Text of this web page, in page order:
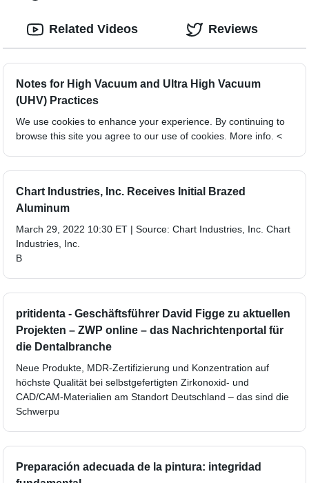
Notes for High Vacuum and Ultra High Vacuum
(UHV) Practices
We use cookies to enhance your experience. By continuing to
browse this site you agree to our use of cookies. More info. <
Chart Industries, Inc. Receives Initial Brazed
Aluminum
March 29, 2022 10:30 ET | Source: Chart Industries, Inc. Chart
Industries, Inc.
B
pritidenta - Geschäftsführer David Figge zu aktuellen
Projekten – ZWP online – das Nachrichtenportal für
die Dentalbranche
Neue Produkte, MDR-Zertifizierung und Konzentration auf
höchste Qualität bei selbstgefertigten Zirkonoxid- und
CAD/CAM-Materialien am Standort Deutschland – das sind die
Schwerpu
Preparación adecuada de la pintura: integridad
Related Videos Reviews